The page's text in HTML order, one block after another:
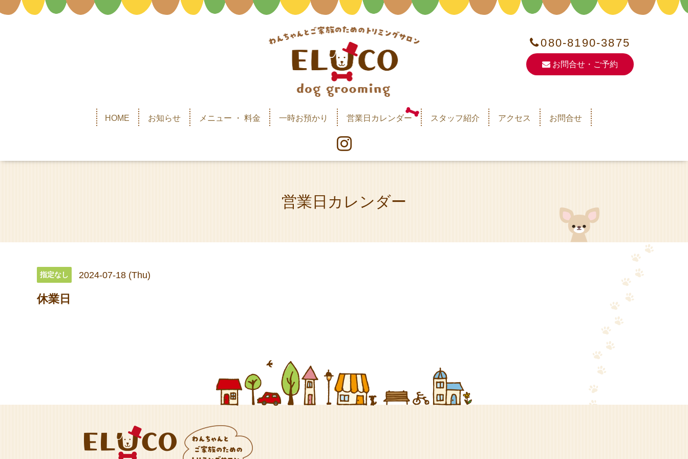
080-8190-3875
お問合せ・ご予約
HOME お知らせ メニュー ・ 料金 一時お預かり 営業日カレンダー スタッフ紹介 アクセス お問合せ
営業日カレンダー
指定なし 2024-07-18 (Thu)
休業日